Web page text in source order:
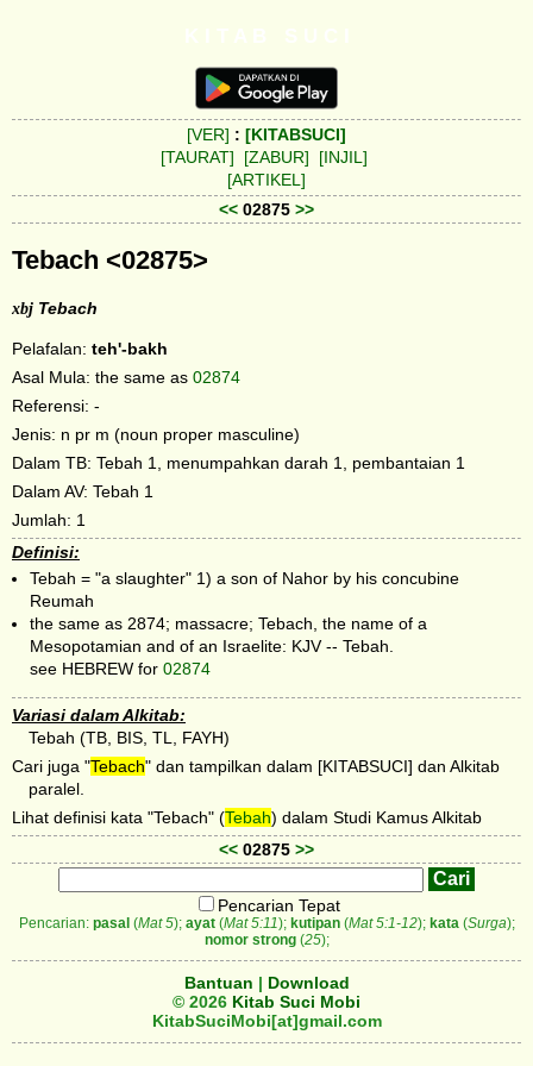
[VER] : [KITABSUCI]
[TAURAT]
[ZABUR]
[INJIL]
[ARTIKEL]
<< 02875 >>
Tebach <02875>
xbj Tebach
Pelafalan: teh'-bakh
Asal Mula: the same as 02874
Referensi: -
Jenis: n pr m (noun proper masculine)
Dalam TB: Tebah 1, menumpahkan darah 1, pembantaian 1
Dalam AV: Tebah 1
Jumlah: 1
Definisi:
Tebah = "a slaughter" 1) a son of Nahor by his concubine
Reumah
the same as 2874; massacre; Tebach, the name of a
Mesopotamian and of an Israelite: KJV -- Tebah.
see HEBREW for 02874
Variasi dalam Alkitab:
Tebah (TB, BIS, TL, FAYH)
Cari juga "Tebach" dan tampilkan dalam [KITABSUCI] dan Alkitab
paralel.
Lihat definisi kata "Tebach" (Tebah) dalam Studi Kamus Alkitab
<< 02875 >>
Pencarian Tepat
Pencarian: pasal (Mat 5); ayat(Mat 5:11); kutipan(Mat 5:1-12); kata(Surga);
nomor strong(25);
Bantuan | Download
© 2026 Kitab Suci Mobi
KitabSuciMobi[at]gmail.com